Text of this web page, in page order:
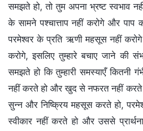
समझते हो, तो तुम अपना भ्रष्ट स्वभाव
के सामने पश्चात्ताप नहीं करोगे और
परमेश्वर के प्रति ऋणी महसूस नहीं
करोगे, इसलिए तुम्हारे बचाए जाने की
समझते हो कि तुम्हारी समस्याएँ कितनी
नहीं करते हो और खुद से नफरत नहीं
सुन्न और निष्क्रिय महसूस करते हो,
स्वीकार नहीं करते हो और उससे